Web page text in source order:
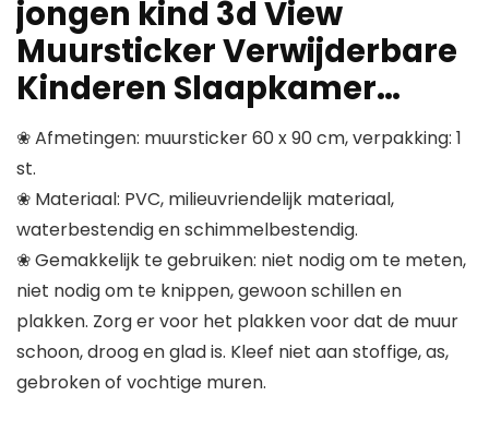
jongen kind 3d View
Muursticker Verwijderbare
Kinderen Slaapkamer…
❀ Afmetingen: muursticker 60 x 90 cm, verpakking: 1
st.
❀ Materiaal: PVC, milieuvriendelijk materiaal,
waterbestendig en schimmelbestendig.
❀ Gemakkelijk te gebruiken: niet nodig om te meten,
niet nodig om te knippen, gewoon schillen en
plakken. Zorg er voor het plakken voor dat de muur
schoon, droog en glad is. Kleef niet aan stoffige, as,
gebroken of vochtige muren.